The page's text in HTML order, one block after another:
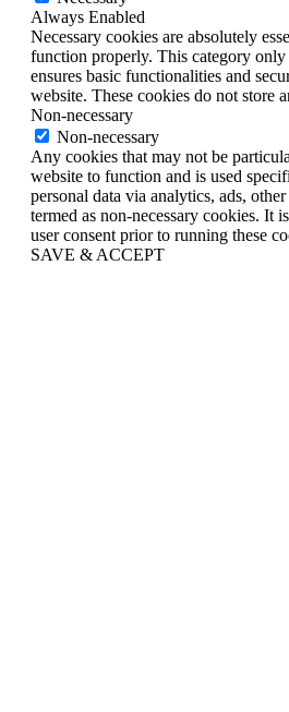
Always Enabled
Necessary cookies are absolutely
function properly. This category
ensures basic functionalities and
website. These cookies do not store
Non-necessary
Non-necessary
Any cookies that may not be
website to function and is used
personal data via analytics, ads,
termed as non-necessary cookies. It
user consent prior to running these
SAVE & ACCEPT